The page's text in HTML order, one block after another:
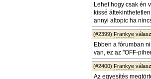
Lehet hogy csak én
kissé
annyi altopic ha
(#2399) Frankye
Ebben a fórumban
van, ez az "OFF-
(#2400) Frankye
Az egyesítés